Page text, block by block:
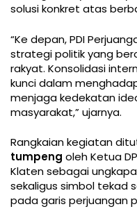
solusi konkret atas
“Ke depan, PDI
strategi politik yang
rakyat. Konsolidasi
kunci dalam
menjaga kedekatan
masyarakat,” ujarnya.
Rangkaian kegiatan
tumpeng oleh Ketua
Klaten sebagai
sekaligus simbol tekad
pada garis perjuangan